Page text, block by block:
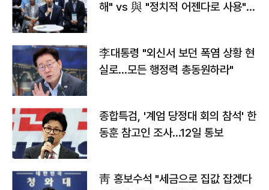
해" vs 與 "정치적 어젠다로 사용"
李대통령 "외신서 보던 폭염 상황 현
실로…모든 행정력 총동원하라"
종합특검, '계엄 당정대 회의 참석' 한
동훈 참고인 조사...12일 통보
靑 홍보수석 "세금으로 집값 잡겠다